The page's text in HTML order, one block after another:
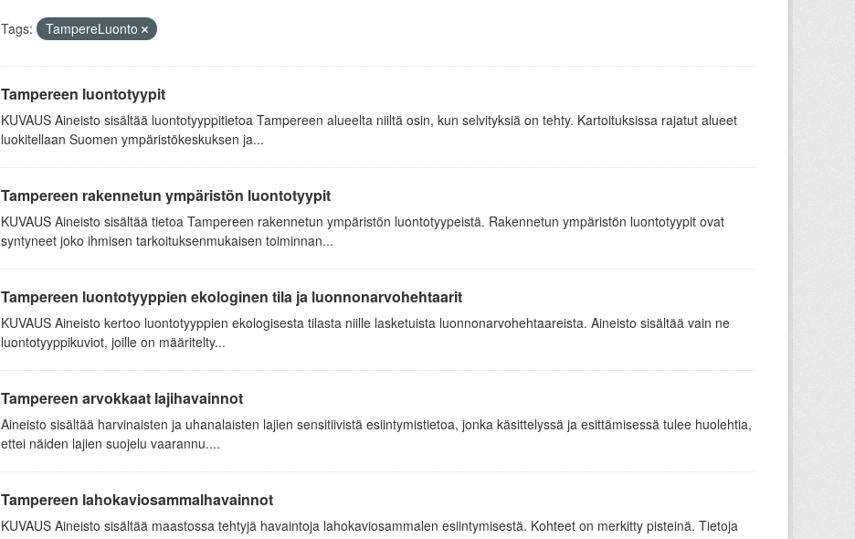
Tags: TampereLuonto
Tampereen luontotyypit
KUVAUS Aineisto sisältää luontotyyppitietoa Tampereen alueelta niiltä osin, kun selvityksiä on tehty. Kartoituksissa rajatut alueet
luokitellaan Suomen ympäristökeskuksen ja...
Tampereen rakennetun ympäristön luontotyypit
KUVAUS Aineisto sisältää tietoa Tampereen rakennetun ympäristön luontotyypeistä. Rakennetun ympäristön luontotyypit ovat
syntyneet joko ihmisen tarkoituksenmukaisen toiminnan...
Tampereen luontotyyppien ekologinen tila ja luonnonarvohehtaarit
KUVAUS Aineisto kertoo luontotyyppien ekologisesta tilasta niille lasketuista luonnonarvohehtaareista. Aineisto sisältää vain ne
luontotyyppikuviot, joille on määritelty...
Tampereen arvokkaat lajihavainnot
Aineisto sisältää harvinaisten ja uhanalaisten lajien sensitiivistä esiintymistietoa, jonka käsittelyssä ja esittämisessä tulee huolehtia,
ettei näiden lajien suojelu vaarannu....
Tampereen lahokaviosammalhavainnot
KUVAUS Aineisto sisältää maastossa tehtyjä havaintoja lahokaviosammalen esiintymisestä. Kohteet on merkitty pisteinä. Tietoja